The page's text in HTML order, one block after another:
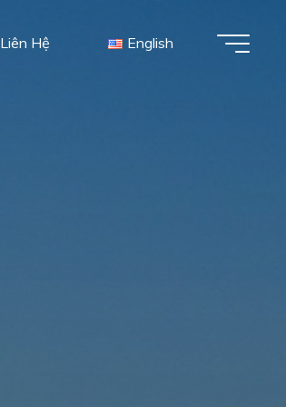
Liên Hệ English